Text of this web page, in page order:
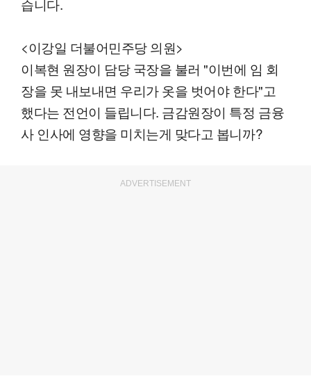
습니다.
<이강일 더불어민주당 의원>
이복현 원장이 담당 국장을 불러 "이번에 임 회
장을 못 내보내면 우리가 옷을 벗어야 한다"고
했다는 전언이 들립니다. 금감원장이 특정 금융
사 인사에 영향을 미치는게 맞다고 봅니까?
ADVERTISEMENT